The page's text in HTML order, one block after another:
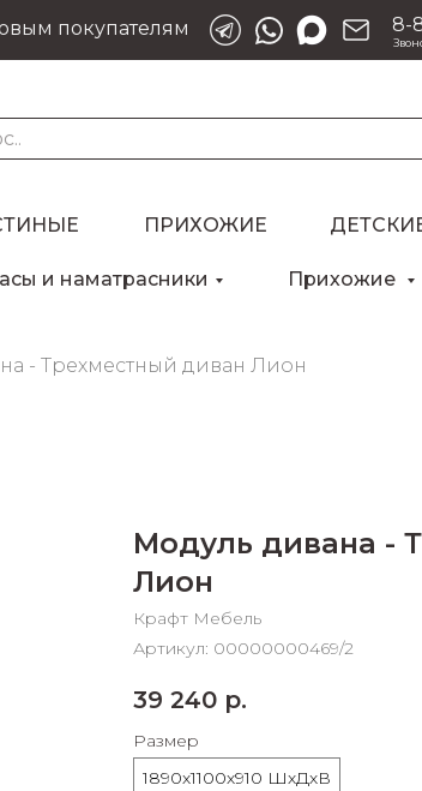
покупателям 8-
ПРИХОЖИЕ
Прихожие
и наматрасники
- Трехместный диван Лион
Модуль дивана -
Лион
Крафт Мебель
Артикул: 00000000469/2
39 240 р.
Размер
1890х1100х910 ШхДхВ